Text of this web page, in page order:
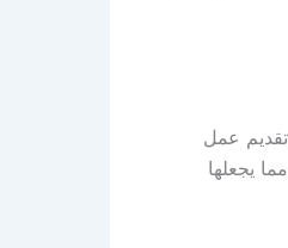
عمل
يجعلها